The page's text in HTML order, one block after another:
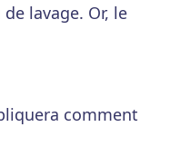
lavage. Or, le
comment